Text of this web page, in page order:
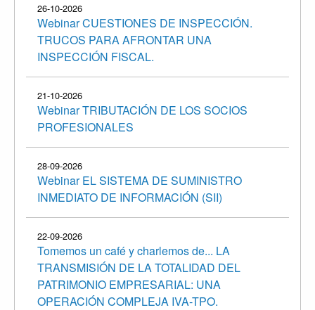
26-10-2026
Webinar CUESTIONES DE INSPECCIÓN.
TRUCOS PARA AFRONTAR UNA
INSPECCIÓN FISCAL.
21-10-2026
Webinar TRIBUTACIÓN DE LOS SOCIOS
PROFESIONALES
28-09-2026
Webinar EL SISTEMA DE SUMINISTRO
INMEDIATO DE INFORMACIÓN (SII)
22-09-2026
Tomemos un café y charlemos de... LA
TRANSMISIÓN DE LA TOTALIDAD DEL
PATRIMONIO EMPRESARIAL: UNA
OPERACIÓN COMPLEJA IVA-TPO.